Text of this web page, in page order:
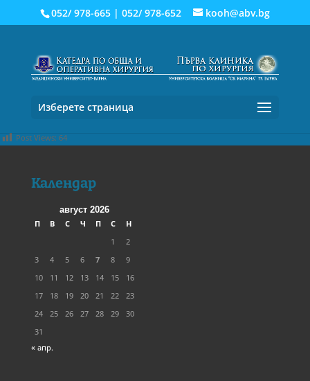
052/ 978-665| 052/ 978-652 kooh@abv.bg
Изберете страница
Post Views: 64
Календар
август 2026
П
В С Ч П С
Н
1
2
3
4 5 6 7 8
9
10
11 12 13 14 15
16
17
18 19 20 21 22
23
24
25 26 27 28 29
30
31
« апр.